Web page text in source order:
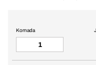
Komada